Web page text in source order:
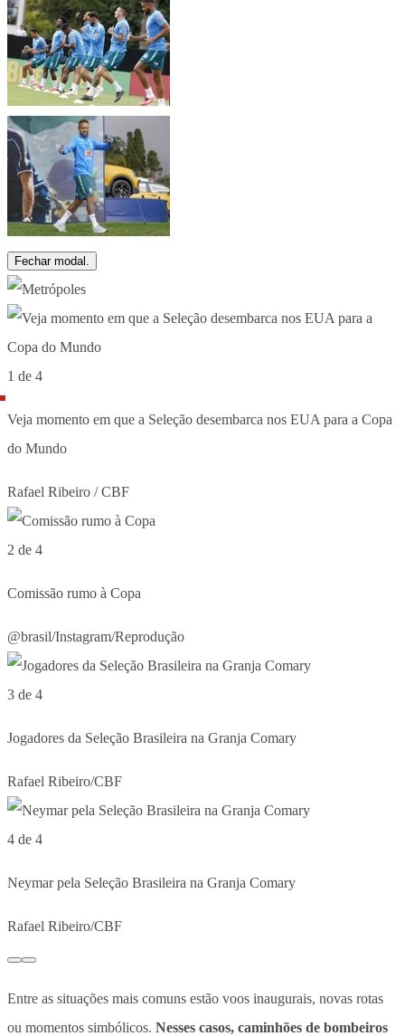
Fechar modal.
1 de 4
Veja momento em que a Seleção desembarca nos EUA para a Copa
do Mundo
Rafael Ribeiro / CBF
2 de 4
Comissão rumo à Copa
@brasil/Instagram/Reprodução
3 de 4
Jogadores da Seleção Brasileira na Granja Comary
Rafael Ribeiro/CBF
4 de 4
Neymar pela Seleção Brasileira na Granja Comary
Rafael Ribeiro/CBF
Entre as situações mais comuns estão voos inaugurais, novas rotas
ou momentos simbólicos. Nesses casos, caminhões de bombeiros